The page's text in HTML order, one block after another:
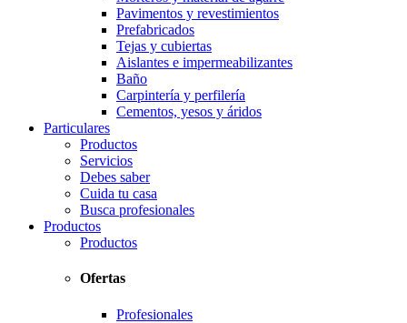
Pavimentos y revestimientos
Prefabricados
Tejas y cubiertas
Aislantes e impermeabilizantes
Baño
Carpintería y perfilería
Cementos, yesos y áridos
Particulares
Productos
Servicios
Debes saber
Cuida tu casa
Busca profesionales
Productos
Productos
Ofertas
Profesionales